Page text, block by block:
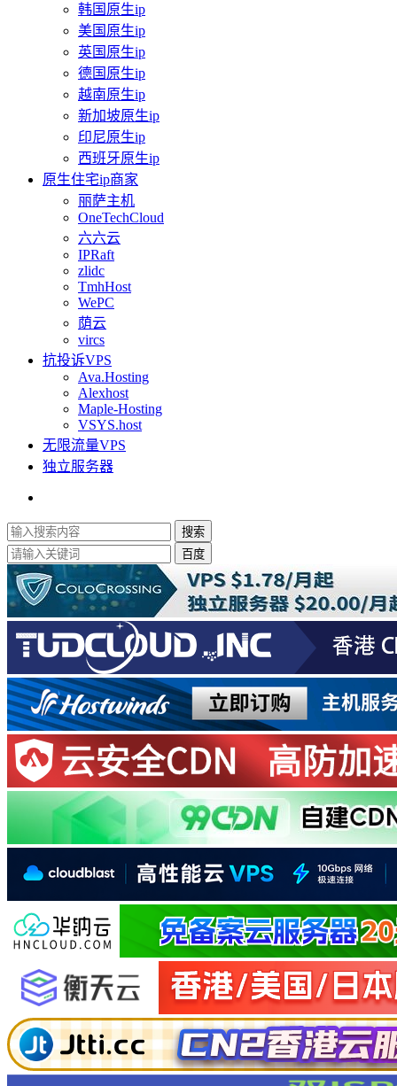
韩国原生ip
美国原生ip
英国原生ip
德国原生ip
越南原生ip
新加坡原生ip
印尼原生ip
西班牙原生ip
原生住宅ip商家
丽萨主机
OneTechCloud
六六云
IPRaft
zlidc
TmhHost
WePC
荫云
vircs
抗投诉VPS
Ava.Hosting
Alexhost
Maple-Hosting
VSYS.host
无限流量VPS
独立服务器